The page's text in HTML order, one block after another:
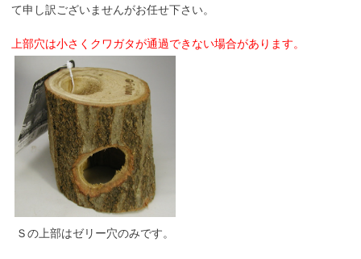
て申し訳ございませんがお任せ下さい。
上部穴は小さくクワガタが通過できない場合があります。
Ｓの上部はゼリー穴のみです。